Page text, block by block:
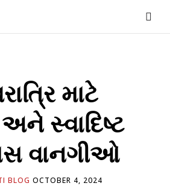
માટે
સ્વાદિષ્ટ
વાનગીઓ
BLOG OCTOBER 4, 2024